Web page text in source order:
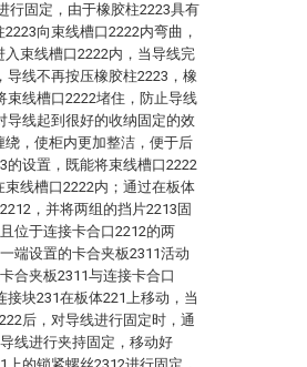
行固定，由于橡胶柱2223具有
向束线槽口2222内弯曲，
束线槽口2222内，当导线完
导线不再按压橡胶柱2223，橡
束线槽口2222堵住，防止导线
导线起到很好的收纳固定的效
，使柜内更加整洁，便于后
的设置，既能将束线槽口2222
线槽口2222内；通过在板体
，并将两组的挡片2213固
位于连接卡合口2212的两
端设置的卡合夹板2311活动
合夹板2311与连接卡合口
块231在板体221上移动，当
后，对导线进行固定时，通
线进行夹持固定，移动好